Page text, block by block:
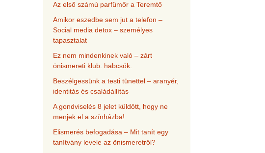
Az első számú parfümőr a Teremtő
Amikor eszedbe sem jut a telefon –
Social media detox – személyes
tapasztalat
Ez nem mindenkinek való – zárt
önismereti klub: habcsók.
Beszélgessünk a testi tünettel – aranyér,
identitás és családállítás
A gondviselés 8 jelet küldött, hogy ne
menjek el a színházba!
Elismerés befogadása – Mit tanít egy
tanítvány levele az önismeretről?